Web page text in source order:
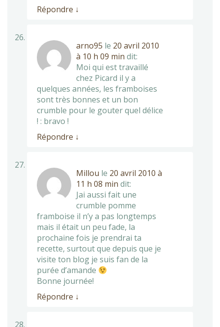
Répondre ↓
arno95 le 20 avril 2010
à 10 h 09 min dit:
Moi qui est travaillé
chez Picard il y a
quelques années, les framboises
sont très bonnes et un bon
crumble pour le gouter quel délice
! : bravo !
Répondre ↓
Millou le 20 avril 2010 à
11 h 08 min dit:
Jai aussi fait une
crumble pomme
framboise il n’y a pas longtemps
mais il était un peu fade, la
prochaine fois je prendrai ta
recette, surtout que depuis que je
visite ton blog je suis fan de la
purée d’amande
Bonne journée!
Répondre ↓